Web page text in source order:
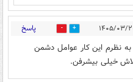
0 پاسخ
نظرم این کار عوامل دشمن
خیلی بیشرفن.